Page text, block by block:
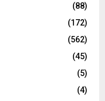
(88)
(172)
(562)
(45)
(5)
(4)